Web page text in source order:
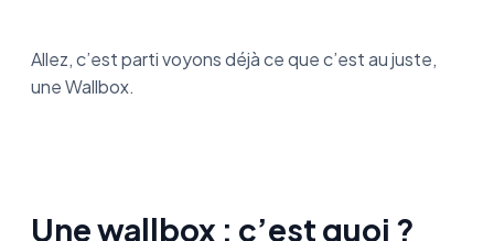
Allez, c’est parti voyons déjà ce que c’est au juste,
une Wallbox.
Une wallbox : c’est quoi ?